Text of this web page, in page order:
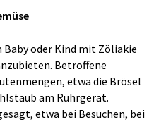
oder Kind mit Zöliakie
Betroffene
etwa die Brösel
am Rührgerät.
etwa bei Besuchen, bei